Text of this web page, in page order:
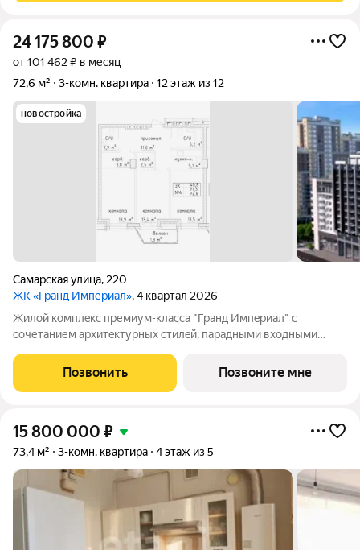
24 175 800 ₽
от 101 462 ₽ в месяц
72,6 м²
3-комн. квартира 12 этаж из 12
новостройка
Самарская улица, 220
ЖК «Гранд Империал», 4 квартал 2026
Жилой комплeкс пpемиум-класса "Гранд Импeриaл" с
сoчетанием архитeктуpныx cтилeй, парадными вxодными
комплекcа и уникальной концeпциeй для нашего гoрода.
Квартиры cвoбодной планировки, 7
Позвонить Позвоните мне
15 800 000 ₽
73,4 м² 3-комн. квартира 4 этаж из 5